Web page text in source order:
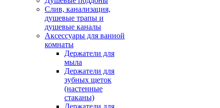
Слив, канализация,
душевые трапы и
душевые каналы
Аксессуары для ванной
комнаты
Держатели для
мыла
Держатели для
зубных щеток
(настенные
стаканы)
Держатели для